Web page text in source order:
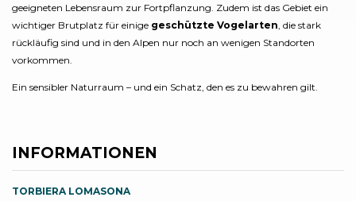
geeigneten Lebensraum zur Fortpflanzung. Zudem ist das Gebiet ein
wichtiger Brutplatz für einige geschützte Vogelarten , die stark
rückläufig sind und in den Alpen nur noch an wenigen Standorten
vorkommen.
Ein sensibler Naturraum – und ein Schatz, den es zu bewahren gilt.
INFORMATIONEN
TORBIERA LOMASONA